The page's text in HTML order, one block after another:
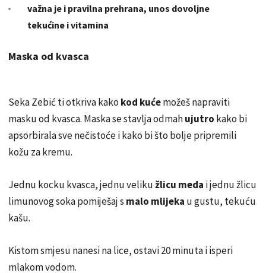
važna je i pravilna prehrana, unos dovoljne
tekućine i vitamina
Maska od kvasca
Seka Zebić ti otkriva kako kod kućemožeš napraviti
masku od kvasca. Maska se stavlja odmahujutro kako bi
apsorbirala sve nečistoće i kako bi što bolje pripremili
kožu za kremu.
Jednu kocku kvasca, jednu velikužlicu meda i jednu žlicu
limunovog soka pomiješaj s malo mlijeka u gustu, tekuću
kašu.
Kistom smjesu nanesi na lice, ostavi 20 minuta i isperi
mlakom vodom.